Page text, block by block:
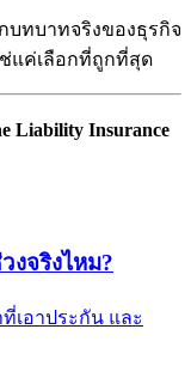
บทบาทจริงของธุรกิจ
แค่เลือกที่ถูกที่สุด
Liability Insurance
งจริงไหม?
ที่เอาประกัน และ